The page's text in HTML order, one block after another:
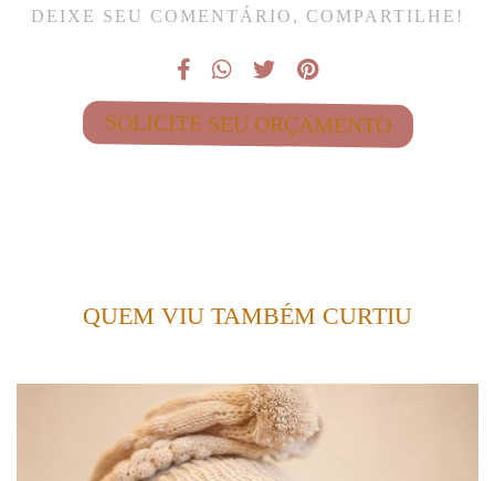
DEIXE SEU COMENTÁRIO, COMPARTILHE!
SOLICITE SEU ORÇAMENTO
QUEM VIU TAMBÉM CURTIU